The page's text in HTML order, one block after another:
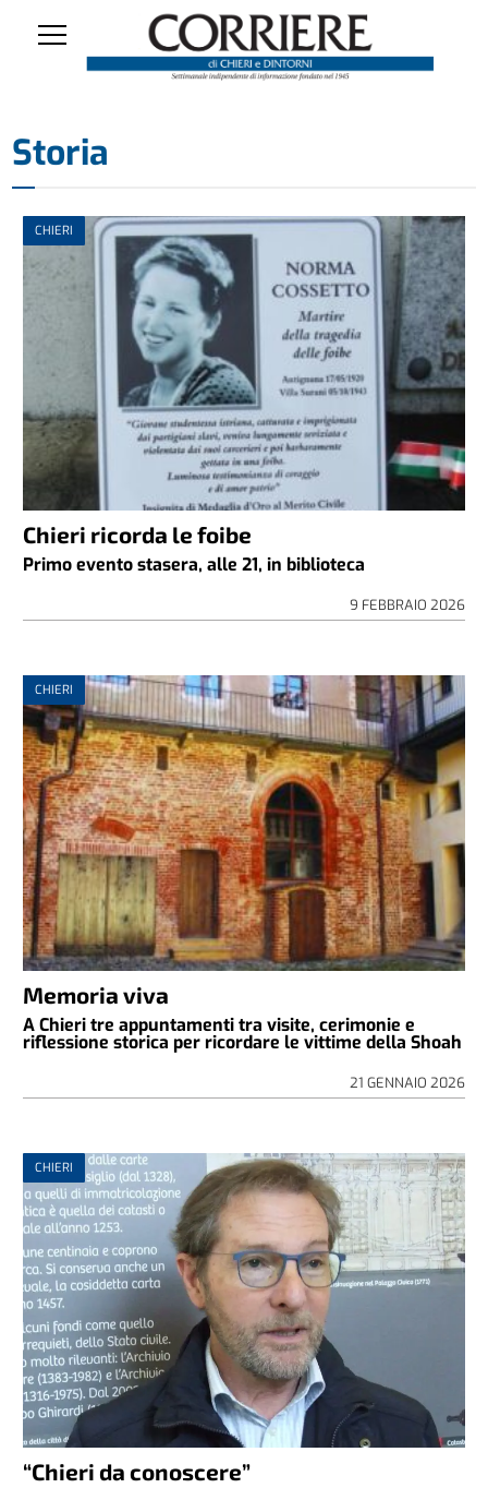
Storia
CHIERI
Chieri ricorda le foibe
Primo evento stasera, alle 21, in biblioteca
9 FEBBRAIO 2026
CHIERI
Memoria viva
A Chieri tre appuntamenti tra visite, cerimonie e
riflessione storica per ricordare le vittime della Shoah
21 GENNAIO 2026
CHIERI
“Chieri da conoscere”